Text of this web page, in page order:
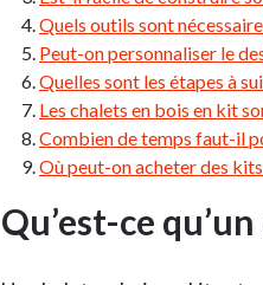
Quels outils sont
Peut-on personnaliser le
Quelles sont les étapes à
Les chalets en bois en kit
Combien de temps faut-il
Où peut-on acheter des
Qu’est-ce